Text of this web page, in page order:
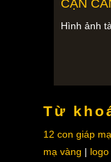
CẬN
Hình ảnh
Từ
12 con giáp
mạ vàng